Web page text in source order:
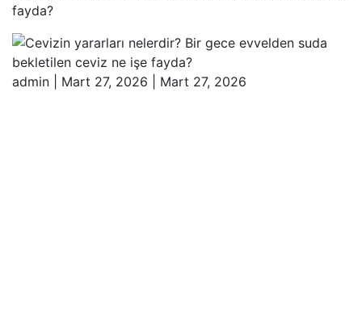
fayda?
admin Mart 27, 2026 Mart 27, 2026